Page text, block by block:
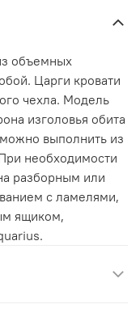
объемных
Царги кровати
чехла. Модель
изголовья обита
выполнить из
необходимости
разборным или
с ламелями,
ящиком,